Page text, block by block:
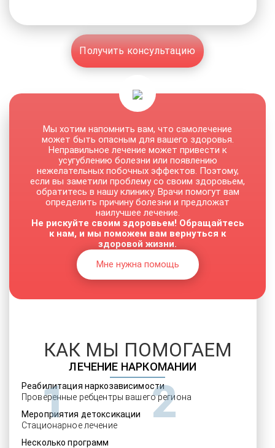
Получить консультацию
ЛЕЧЕНИЕ НАРКОМАНИИ
Реабилитация наркозависимости
Проверенные ребцентры вашего региона
Мероприятия детоксикации
Стационарное лечение
Несколько программ
Мы хотим напомнить вам, что самолечение
может быть опасным для вашего здоровья.
Неправильное лечение может привести к
усугублению болезни или появлению
нежелательных побочных эффектов. Поэтому,
если вы заметили проблему со своим здоровьем,
обратитесь в нашу клинику. Врачи помогут вам
определить причину болезни и предложат
наилучшее лечение.
Не рискуйте своим здоровьем! Обращайтесь
к нам, и мы поможем вам вернуться к
здоровой жизни.
Мне нужна помощь
КАК МЫ ПОМОГАЕМ
1 2